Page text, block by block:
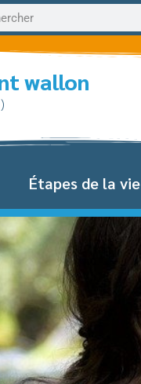
wallon
Étapes de la vie